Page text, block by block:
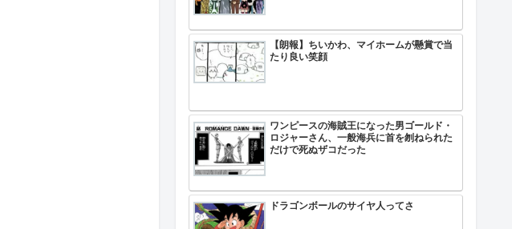
【朗報】ちいかわ、マイホームが懸賞で当
たり良い笑顔
ワンピースの海賊王になった男ゴールド・
ロジャーさん、一般海兵に首を刎ねられた
だけで死ぬザコだった
ドラゴンボールのサイヤ人ってさ